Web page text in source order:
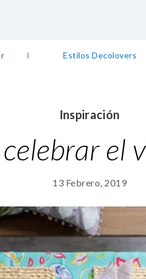
Estilos Decolovers
Inspiración
el
13 Febrero, 2019